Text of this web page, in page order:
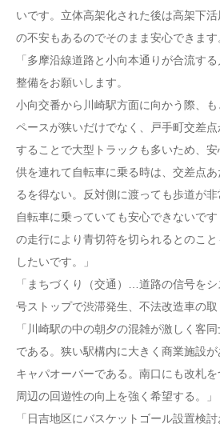
いです。立体高架化された後は高架下
の不安もあるのでそのまま安心できます
「多摩沿線道路と小向本通りが合流す
整備をお願いします。
小向交番から川崎駅方面に向かう際、
ペースが狭いだけでなく、戸手町交差
することで大型トラックも多いため、
供を連れて自転車に乗る時は、交差点
るを得ない。反対側に渡っても歩道が
自転車に乗っていても安心できないで
の走行により青切符を切られるとのこ
したいです。」
「まちづくり（交通）…道路の信号を
号ストップで渋滞発生、不法改造車の取
「川崎駅の中の朝夕の混雑が激しく客
である。狭い駅構内に大きく商業施設
キャパオーバーである。南口にも改札
周辺の回遊性の向上を強く希望する。」
「日吉地区にバスケットゴール設置検